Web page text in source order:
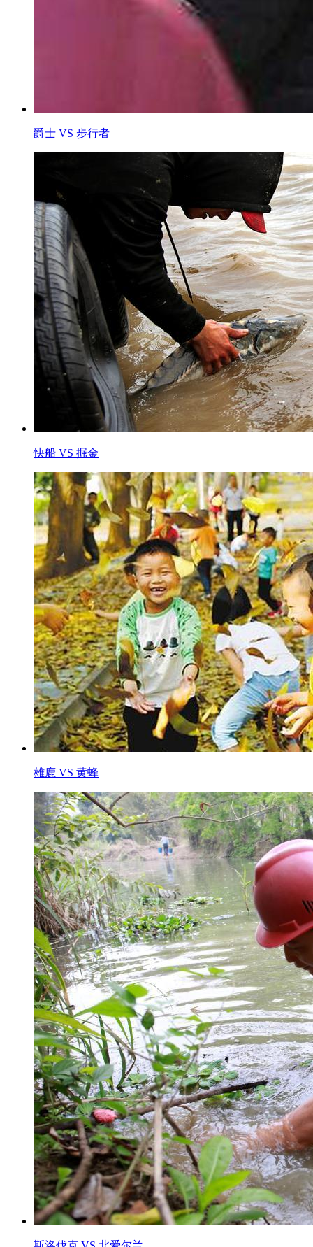
爵士 VS 步行者
快船 VS 掘金
雄鹿 VS 黄蜂